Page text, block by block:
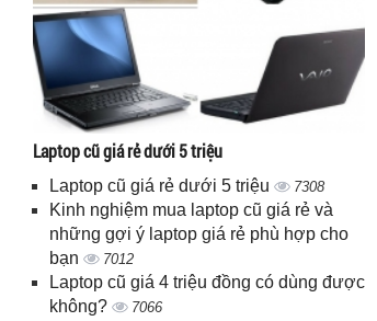
Laptop cũ giá rẻ dưới 5 triệu
Laptop cũ giá rẻ dưới 5 triệu 7308
Kinh nghiệm mua laptop cũ giá rẻ và
những gợi ý laptop giá rẻ phù hợp cho
bạn
7012
Laptop cũ giá 4 triệu đồng có dùng được
không?
7066